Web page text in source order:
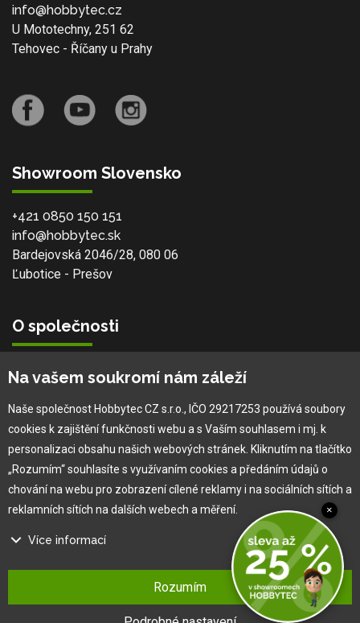
info@hobbytec.cz
U Mototechny, 251 62
Tehovec - Říčany u Prahy
Showroom Slovensko
+421 0850 150 151
info@hobbytec.sk
Bardejovská 2046/28, 080 06
Ľubotice - Prešov
O společnosti
Vlastní výroba
Náš tým
O nás
Pro zákazníka
Obchodní podmínky
Jak na reklamaci
Na vašem soukromí nám záleží
Naše společnost Hobbytec CZ s.r.o., IČO 29217253 používá soubory
cookies k zajištění funkčnosti webu a s Vaším souhlasem i mj. k
personalizaci obsahu našich webových stránek. Kliknutím na tlačítko
„Rozumím“ souhlasíte s využívaním cookies a předáním údajů o
chování na webu pro zobrazení cílené reklamy i na sociálních sítích a
reklamních sítích na dalších webech a měření.
Více informací
Na našem webu používáme několik druhů kategorií cookies:
Ty jsou nezbytně nutné pro fungování webu a jeho funkcí, které se
Rozumím
×